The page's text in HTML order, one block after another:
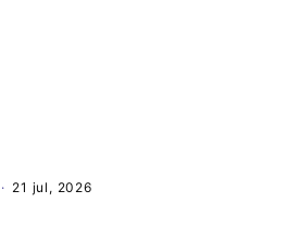
· 21 jul, 2026